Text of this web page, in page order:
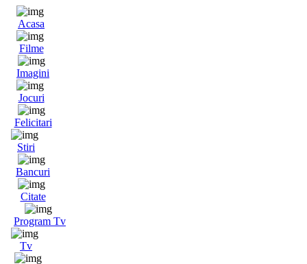
Acasa
Filme
Imagini
Jocuri
Felicitari
Stiri
Bancuri
Citate
Program Tv
Tv